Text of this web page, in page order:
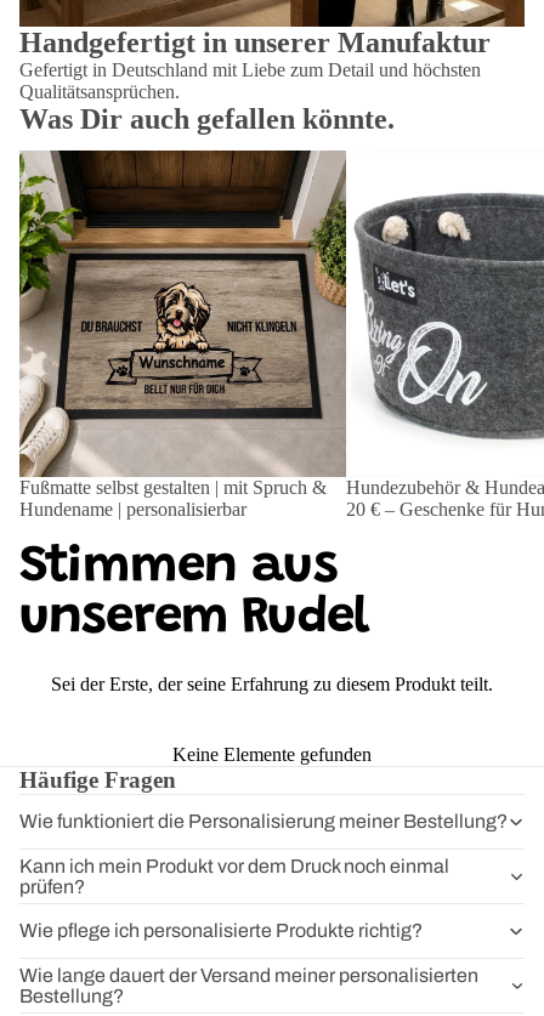
Handgefertigt in unserer Manufaktur
Gefertigt in Deutschland mit Liebe zum Detail und höchsten
Qualitätsansprüchen.
Was Dir auch gefallen könnte.
Fußmatte selbst gestalten | mit Spruch &
Hundename | personalisierbar
Fußmatte selbst gestalten | mit Spruch &
Hundename | personalisierbar
Hundezubehör &
20 € – Geschenke für
Hundezubehör &
20 € – Geschenke für
Stimmen aus
unserem Rudel
Sei der Erste, der seine Erfahrung zu diesem Produkt teilt.
Keine Elemente gefunden
Häufige Fragen
Wie funktioniert die Personalisierung meiner Bestellung?
Kann ich mein Produkt vor dem Druck noch einmal
prüfen?
Wie pflege ich personalisierte Produkte richtig?
Wie lange dauert der Versand meiner personalisierten
Bestellung?